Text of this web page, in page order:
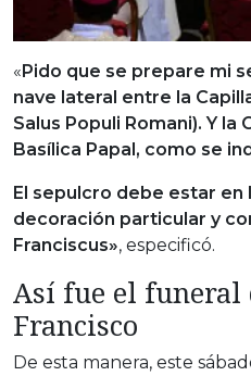
«Pido que se prepare mi
nave lateral entre la
Salus Populi Romani). Y
Basílica Papal, como se
El sepulcro debe estar en
decoración particular y
Franciscus», especificó.
Así fue el funeral
Francisco
De esta manera, este